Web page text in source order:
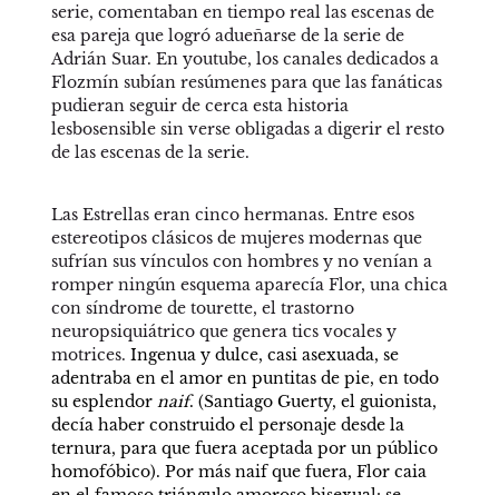
serie, comentaban en tiempo real las escenas de
esa pareja que logró adueñarse de la serie de
Adrián Suar. En youtube, los canales dedicados a
Flozmín subían resúmenes para que las fanáticas
pudieran seguir de cerca esta historia
lesbosensible sin verse obligadas a digerir el resto
de las escenas de la serie.
Las Estrellas eran cinco hermanas. Entre esos
estereotipos clásicos de mujeres modernas que
sufrían sus vínculos con hombres y no venían a
romper ningún esquema aparecía Flor, una chica
con síndrome de tourette, el trastorno
neuropsiquiátrico que genera tics vocales y
motrices. Ingenua y dulce, casi asexuada, se
adentraba en el amor en puntitas de pie, en todo
su esplendor naif. (Santiago Guerty, el guionista,
decía haber construido el personaje desde la
ternura, para que fuera aceptada por un público
homofóbico). Por más naif que fuera, Flor caia